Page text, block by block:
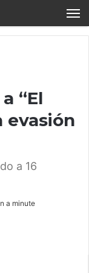
“El
evasión
a 16
a minute